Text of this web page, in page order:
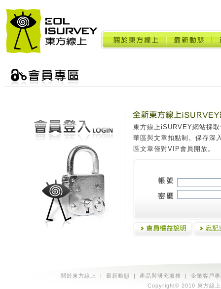
東方線上iSURVEY網站採
華區與文章扣點制。保存深
區文章僅對VIP會員開放。
關於東方線上 | 最新動態 | 產品與研究服務 | 企業客戶
Copyright© 2010 東方線